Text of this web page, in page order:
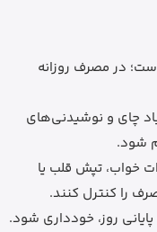
در مصرف روزانه
چای و نوشیدنی‌های
شود.
خواب، تپش قلب یا
را کنترل کنند.
روز، خودداری شود.